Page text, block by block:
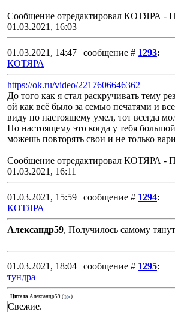
Сообщение отредактировал КОТЯРА -
01.03.2021, 16:03
01.03.2021, 14:47 | сообщение # 1293:
КОТЯРА
https://ok.ru/video/2217606646362
До того как я стал раскручивать тему
ой как всё было за семью печатями и
виду по настоящему умел, тот всегда
По настоящему это когда у тебя
можешь повторять свои и не только
Сообщение отредактировал КОТЯРА -
01.03.2021, 16:11
01.03.2021, 15:59 | сообщение # 1294:
КОТЯРА
Александр59, Получилось самому
01.03.2021, 18:04 | сообщение # 1295:
тундра
Цитата Александр59 ( )
Свежие.